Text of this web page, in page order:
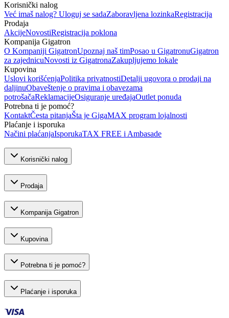
Korisnički nalog
Već imaš nalog? Uloguj se sadaZaboravljena lozinkaRegistracija
Prodaja
AkcijeNovostiRegistracija poklona
Kompanija Gigatron
O Kompaniji GigatronUpoznaj naš timPosao u GigatronuGigatron
za zajednicuNovosti iz GigatronaZakupljujemo lokale
Kupovina
Uslovi korišćenjaPolitika privatnostiDetalji ugovora o prodaji na
daljinuObaveštenje o pravima i obavezama
potrošačaReklamacijeOsiguranje uređajaOutlet ponuda
Potrebna ti je pomoć?
KontaktČesta pitanjaŠta je GigaMAX program lojalnosti
Plaćanje i isporuka
Načini plaćanjaIsporukaTAX FREE i Ambasade
Korisnički nalog
Prodaja
Kompanija Gigatron
Kupovina
Potrebna ti je pomoć?
Plaćanje i isporuka